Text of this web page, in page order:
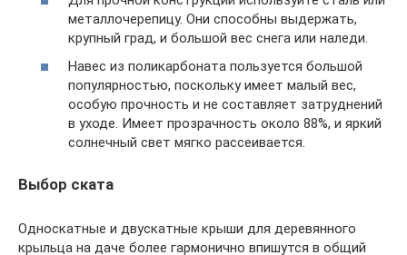
металлочерепицу. Они способны выдержать,
крупный град, и большой вес снега или наледи.
Навес из поликарбоната пользуется большой
популярностью, поскольку имеет малый вес,
особую прочность и не составляет затруднений
в уходе. Имеет прозрачность около 88%, и яркий
солнечный свет мягко рассеивается.
Выбор ската
Односкатные и двускатные крыши для деревянного
крыльца на даче более гармонично впишутся в общий